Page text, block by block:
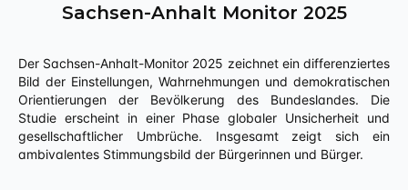
Sachsen-Anhalt Monitor 2025
Der Sachsen-Anhalt-Monitor 2025 zeichnet ein differenziertes
Bild der Einstellungen, Wahrnehmungen und demokratischen
Orientierungen der Bevölkerung des Bundeslandes. Die
Studie erscheint in einer Phase globaler Unsicherheit und
gesellschaftlicher Umbrüche. Insgesamt zeigt sich ein
ambivalentes Stimmungsbild der Bürgerinnen und Bürger.